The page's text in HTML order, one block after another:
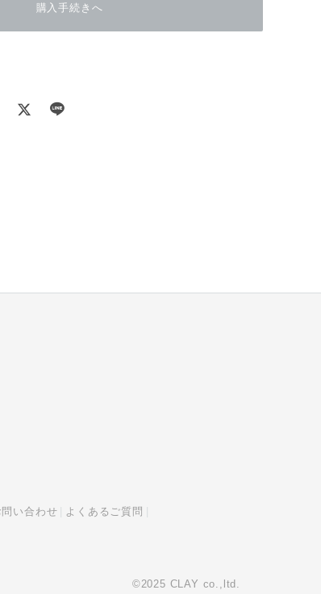
購入手続きへ
問い合わせ よくあるご質問
©2025 CLAY co.,ltd.